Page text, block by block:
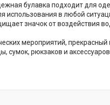
булавка подходит для
использования в любой
значок от воздействия
мероприятий, прекрасный
сумок, рюкзаков и аксессуаров.